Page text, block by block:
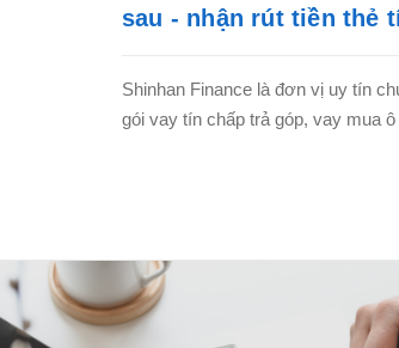
sau - nhận rút tiền thẻ
Shinhan Finance là đơn vị uy tín
gói vay tín chấp trả góp, vay mua ô